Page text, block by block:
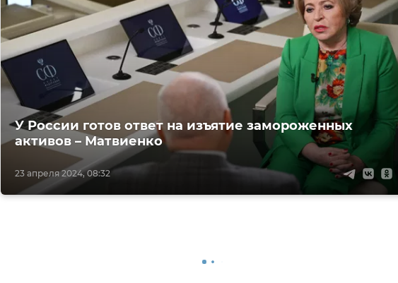
23 апреля 2024, 08:32
У России готов ответ на изъятие замороженных
активов – Матвиенко